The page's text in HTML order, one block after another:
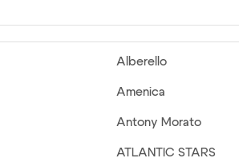
Alberello
Amenica
Antony Morato
ATLANTIC STARS